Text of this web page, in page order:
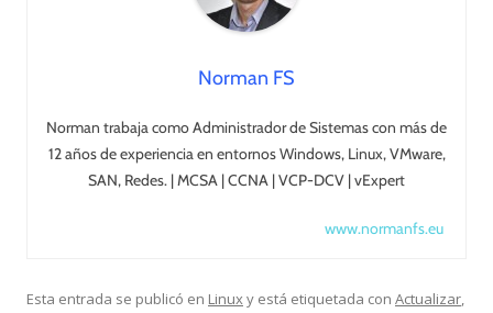
Norman FS
Norman trabaja como Administrador de Sistemas con más de
12 años de experiencia en entornos Windows, Linux, VMware,
SAN, Redes. | MCSA | CCNA | VCP-DCV | vExpert
www.normanfs.eu
Esta entrada se publicó en Linuxy está etiquetada con Actualizar,